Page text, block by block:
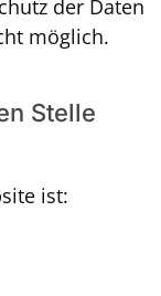
der Daten
möglich.
Stelle
ist: